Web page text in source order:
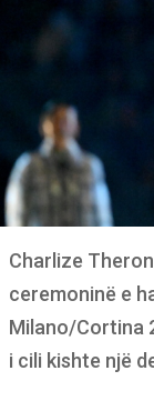
Charlize
ceremoninë e
Milano/Cortina
i cili kishte një